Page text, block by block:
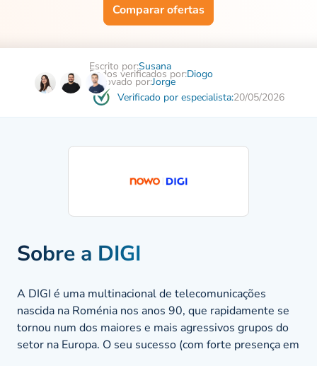
Comparar ofertas
Escrito por:Susana
Dados verificados por:Diogo
Aprovado por:Jorge
Verificado por especialista:20/05/2026
Sobre a DIGI
A DIGI é uma multinacional de telecomunicações
nascida na Roménia nos anos 90, que rapidamente se
tornou num dos maiores e mais agressivos grupos do
setor na Europa. O seu sucesso (com forte presença em